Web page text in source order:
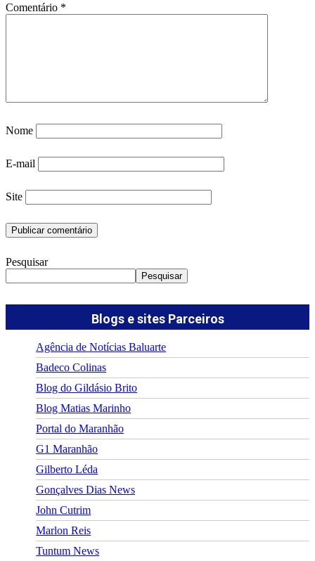
Comentário *
Nome
E-mail
Site
Pesquisar
Pesquisar
Blogs e sites Parceiros
Agência de Notícias Baluarte
Badeco Colinas
Blog do Gildásio Brito
Blog Matias Marinho
Portal do Maranhão
G1 Maranhão
Gilberto Léda
Gonçalves Dias News
John Cutrim
Marlon Reis
Tuntum News